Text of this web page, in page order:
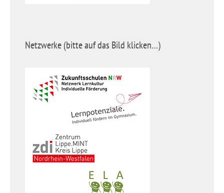
Netzwerke (bitte auf das Bild klicken…)